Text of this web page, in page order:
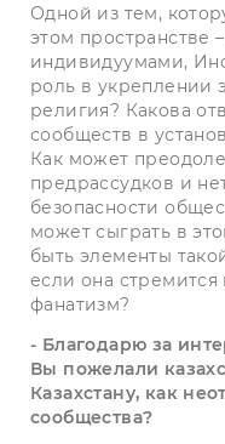
Одной из тем,
этом пространстве
индивидуумами,
роль в укреплении
религия? Какова
сообществ в
Как может
предрассудков и
безопасности
может сыграть в
быть элементы
если она
фанатизм?
- Благодарю за
Вы пожелали
Казахстану, как
сообщества?